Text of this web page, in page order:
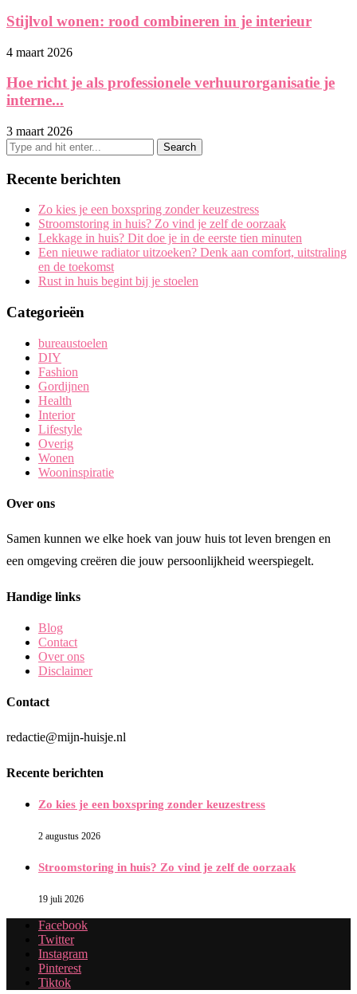
Stijlvol wonen: rood combineren in je interieur
4 maart 2026
Hoe richt je als professionele verhuurorganisatie je
interne...
3 maart 2026
Recente berichten
Zo kies je een boxspring zonder keuzestress
Stroomstoring in huis? Zo vind je zelf de oorzaak
Lekkage in huis? Dit doe je in de eerste tien minuten
Een nieuwe radiator uitzoeken? Denk aan comfort, uitstraling
en de toekomst
Rust in huis begint bij je stoelen
Categorieën
bureaustoelen
DIY
Fashion
Gordijnen
Health
Interior
Lifestyle
Overig
Wonen
Wooninspiratie
Over ons
Samen kunnen we elke hoek van jouw huis tot leven brengen en
een omgeving creëren die jouw persoonlijkheid weerspiegelt.
Handige links
Blog
Contact
Over ons
Disclaimer
Contact
redactie@mijn-huisje.nl
Recente berichten
Zo kies je een boxspring zonder keuzestress
2 augustus 2026
Stroomstoring in huis? Zo vind je zelf de oorzaak
19 juli 2026
Facebook
Twitter
Instagram
Pinterest
Tiktok